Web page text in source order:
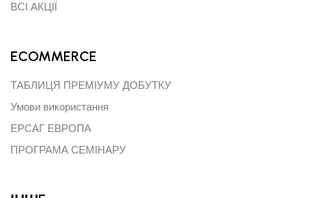
ВСІ АКЦІЇ
ECOMMERCE
ТАБЛИЦЯ ПРЕМІУМУ ДОБУТКУ
Умови використання
ЕРСАГ ЕВРОПА
ПРОГРАМА СЕМІНАРУ